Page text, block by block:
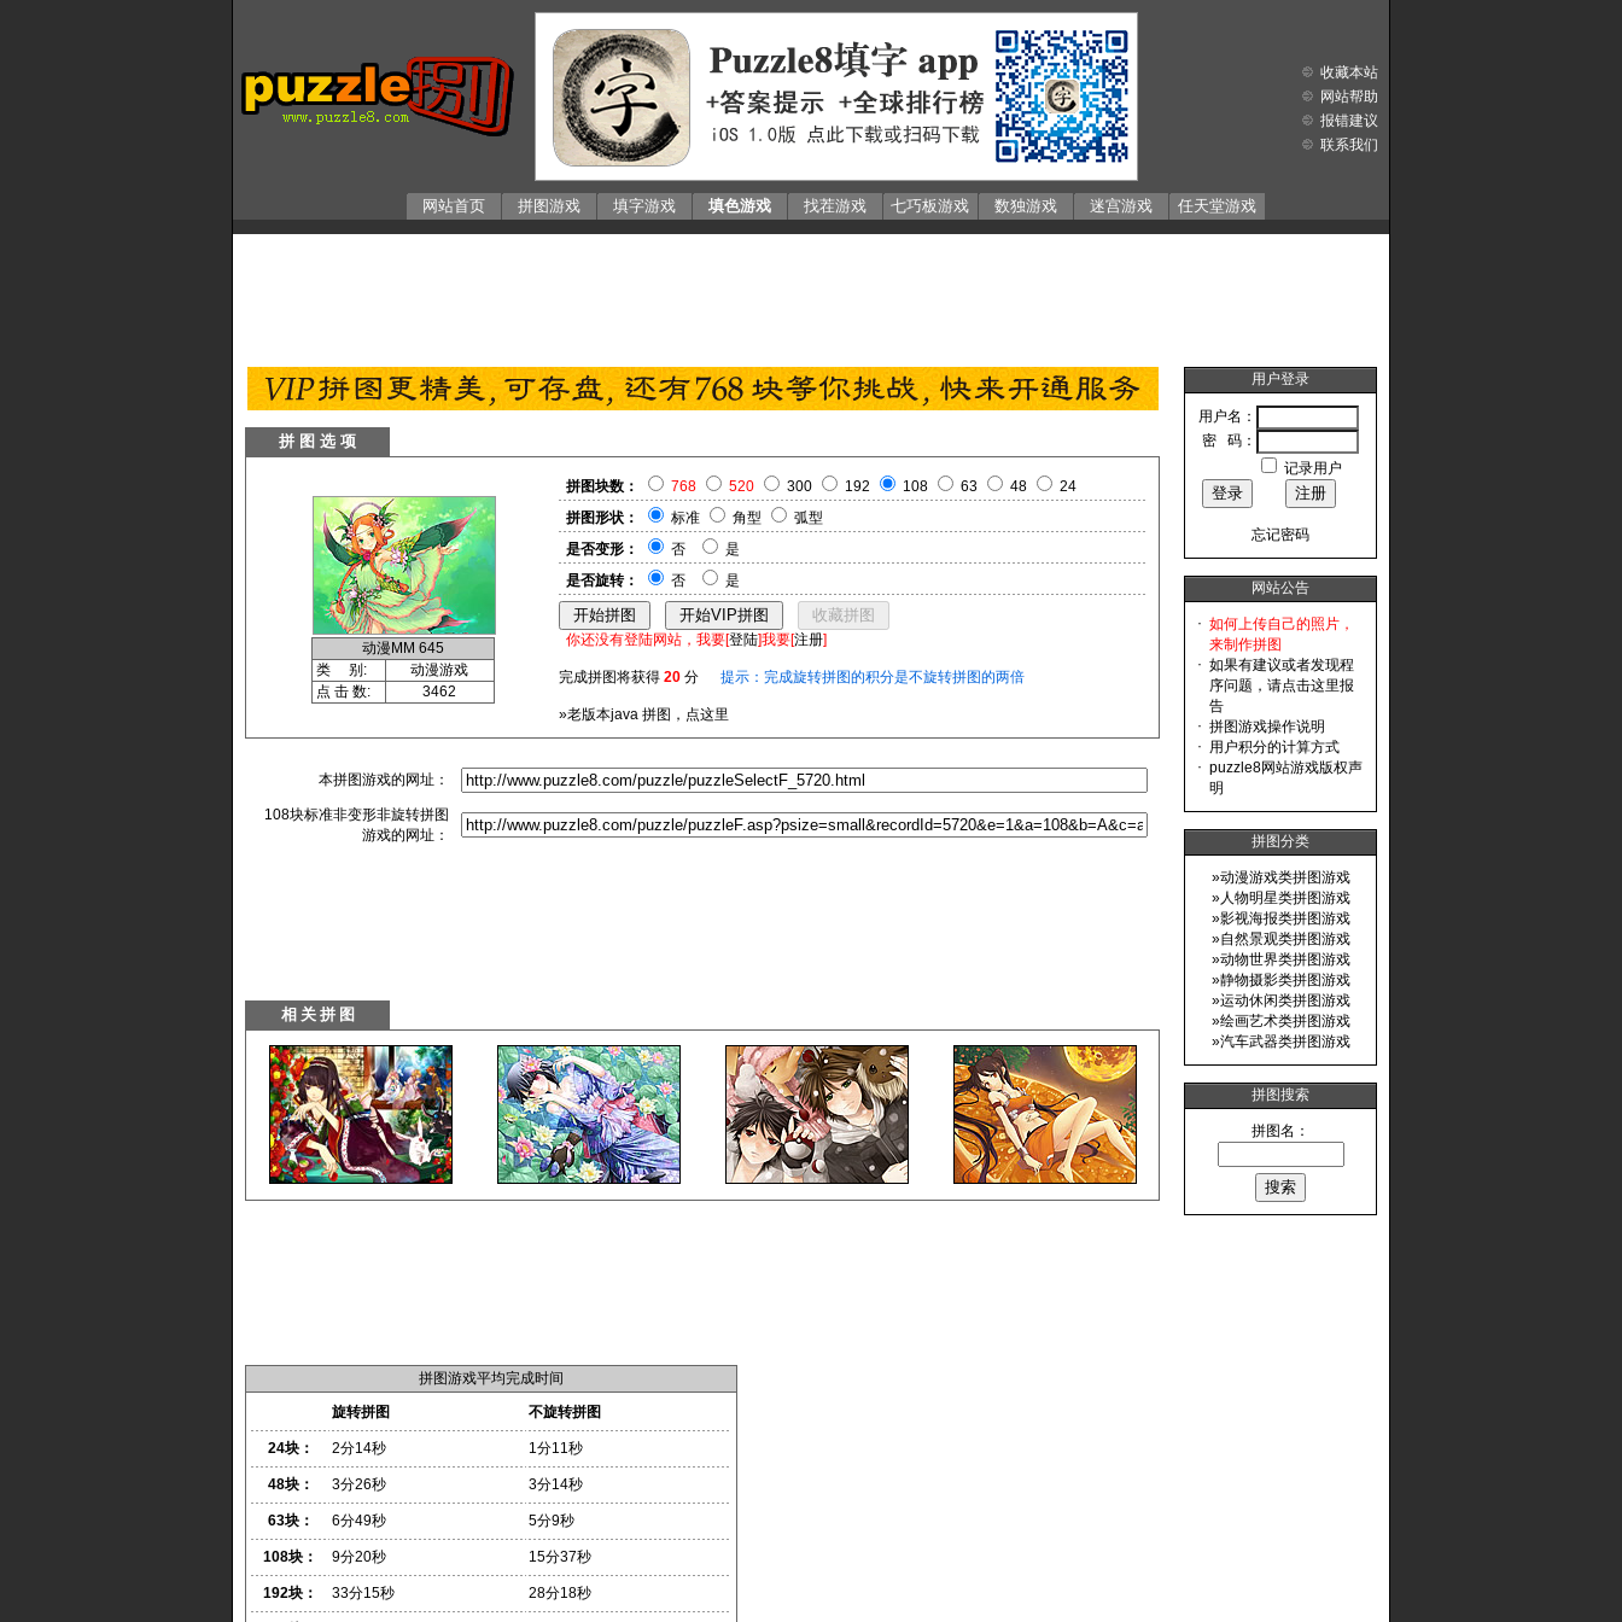
网站首页 拼图游戏 填字游戏 填色游戏 找茬游戏 七巧板游戏 数独游戏 迷宫游戏 任天堂游戏
收藏本站
网站帮助
报错建议
联系我们
拼 图 选 项
动漫MM 645
类 别:
动漫游戏
点 击 数:
3462
拼图块数： 768 520 300 192 108 63 48
24
拼图形状：
标准 角型
弧型
是否变形：
否
是
是否旋转：
否 是
你还没有登陆网站，我要[登陆]我要[注册]
完成拼图将获得 20 分 提示：完成旋转拼图的积分是不旋转拼图的两倍
»老版本java 拼图，点这里
本拼图游戏的网址：
108块标准非变形非旋转拼图
游戏的网址：
拼图游戏平均完成时间
旋转拼图
不旋转拼图
24块： 2分14秒 1分11秒
48块： 3分26秒 3分14秒
63块： 6分49秒 5分9秒
108块： 9分20秒 15分37秒
192块： 33分15秒 28分18秒
用户登录
用户名：
密 码：
记录用户
忘记密码
网站公告
· 如何上传自己的照片，
来制作拼图
· 如果有建议或者发现程
序问题，请点击这里报
告
· 拼图游戏操作说明
· 用户积分的计算方式
· puzzle8网站游戏版权声
明
拼图分类
»动漫游戏类拼图游戏
»人物明星类拼图游戏
»影视海报类拼图游戏
»自然景观类拼图游戏
»动物世界类拼图游戏
»静物摄影类拼图游戏
»运动休闲类拼图游戏
»绘画艺术类拼图游戏
»汽车武器类拼图游戏
拼图搜索
拼图名：